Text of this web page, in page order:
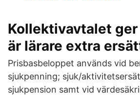
Kollektivavtalet
är lärare extra
Prisbasbeloppet används vid
sjukpenning; sjuk/
sjukpension samt vid